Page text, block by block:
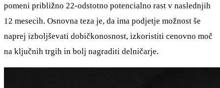
pomeni približno 22-odstotno potencialno rast v naslednjih
12 mesecih. Osnovna teza je, da ima podjetje možnost še
naprej izboljševati dobičkonosnost, izkoristiti cenovno moč
na ključnih trgih in bolj nagraditi delničarje.